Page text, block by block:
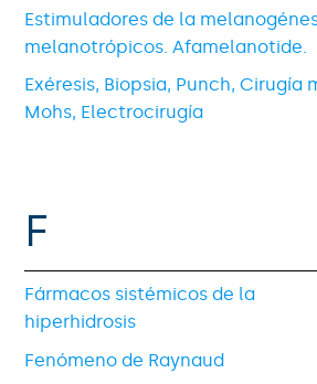
Estimuladores de la
melanotrópicos. Afamelanotide.
Exéresis, Biopsia, Punch, Cirugía
Mohs, Electrocirugía
F
Fármacos sistémicos de la
hiperhidrosis
Fenómeno de Raynaud